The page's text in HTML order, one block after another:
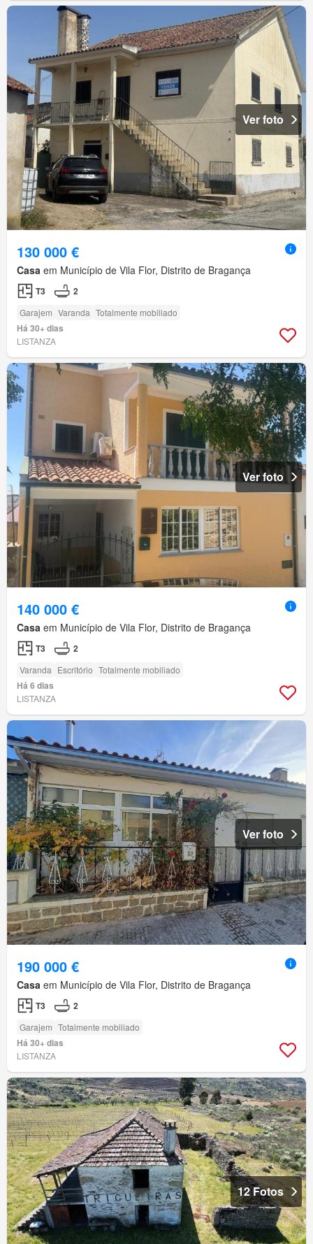
Ver foto
130 000 €
Casa em Município de Vila Flor, Distrito de Bragança
T3 2
Garajem Varanda Totalmente mobiliado
Há 30+ dias
LISTANZA
Ver foto
140 000 €
Casa em Município de Vila Flor, Distrito de Bragança
T3 2
Varanda Escritório Totalmente mobiliado
Há 6 dias
LISTANZA
Ver foto
190 000 €
Casa em Município de Vila Flor, Distrito de Bragança
T3 2
Garajem Totalmente mobiliado
Há 30+ dias
LISTANZA
12 Fotos